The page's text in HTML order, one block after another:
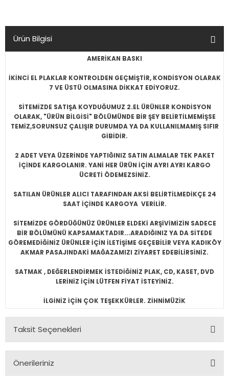
Ürün Bilgisi
AMERİKAN BASKI
İKİNCİ EL PLAKLAR KONTROLDEN GEÇMİŞTİR, KONDİSYON OLARAK
7 VE ÜSTÜ OLMASINA DİKKAT EDİYORUZ.
SİTEMİZDE SATIŞA KOYDUĞUMUZ 2.EL ÜRÜNLER KONDİSYON
OLARAK, "ÜRÜN BİLGİSİ" BÖLÜMÜNDE BİR ŞEY BELİRTİLMEMİŞSE
TEMİZ,SORUNSUZ ÇALIŞIR DURUMDA YA DA KULLANILMAMIŞ SIFIR
GİBİDİR.
2 ADET VEYA ÜZERİNDE YAPTIĞINIZ SATIN ALMALAR TEK PAKET
İÇİNDE KARGOLANIR. YANİ HER ÜRÜN İÇİN AYRI AYRI KARGO
ÜCRETİ ÖDEMEZSİNİZ.
SATILAN ÜRÜNLER ALICI TARAFINDAN AKSİ BELİRTİLMEDİKÇE 24
SAAT İÇİNDE KARGOYA VERİLİR.
SİTEMİZDE GÖRDÜĞÜNÜZ ÜRÜNLER ELDEKİ ARŞİVİMİZİN SADECE
BİR BÖLÜMÜNÜ KAPSAMAKTADIR...ARADIĞINIZ YA DA SİTEDE
GÖREMEDİĞİNİZ ÜRÜNLER İÇİN İLETİŞİME GEÇEBİLİR VEYA KADIKÖY
AKMAR PASAJINDAKİ MAĞAZAMIZI ZİYARET EDEBİLİRSİNİZ.
SATMAK , DEĞERLENDİRMEK İSTEDİĞİNİZ PLAK, CD, KASET, DVD
LERİNİZ İÇİN LÜTFEN FİYAT İSTEYİNİZ.
İLGİNİZ İÇİN ÇOK TEŞEKKÜRLER. ZİHNİMÜZİK
Taksit Seçenekleri
Önerileriniz